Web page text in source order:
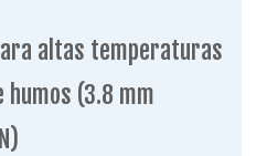
altas temperaturas
(3.8 mm